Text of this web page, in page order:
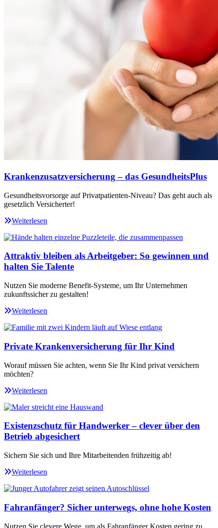
Krankenzusatzversicherung – das GesundheitsPlus
Gesundheitsvorsorge auf Privatpatienten-Niveau? Das geht auch als
gesetzlich Versicherter!
Weiterlesen
Attraktiv bleiben als Arbeitgeber: So gewinnen und
halten Sie Talente
Nutzen Sie moderne Benefit-Systeme, um Ihr Unternehmen
zukunftssicher zu gestalten!
Weiterlesen
Private Krankenversicherung für Ihr Kind
Worauf müssen Sie achten, wenn Sie Ihr Kind privat versichern
möchten?
Weiterlesen
Existenzschutz für Handwerker – clever über den
Betrieb abgesichert
Sichern Sie sich und Ihre Mitarbeitenden frühzeitig ab!
Weiterlesen
Fahranfänger? Sicher unterwegs, ohne hohe Kosten
Nutzen Sie clevere Wege, um als Fahranfänger Kosten gering zu